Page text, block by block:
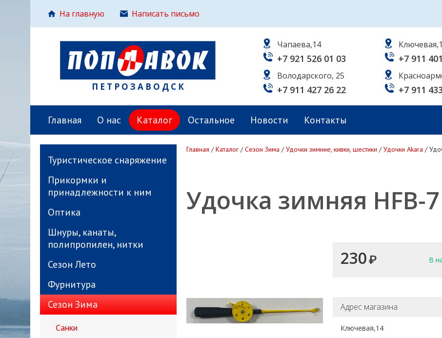
На главную Написать письмо
ПЕТРОЗАВОДСК
Чапаева,14
+7 921 526 01 03
Володарского, 25
+7 911 427 26 22
+7 911
+7 911
Главная О нас Каталог Остальное Новости Контакты
Туристическое снаряжение
Прикормки и
принадлежности к ним
Оптика
Шнуры, канаты,
полипропилен, нитки
Сезон Лето
Фурнитура
Сезон Зима
Санки
Главная /Каталог /Сезон Зима /Удочки зимние, кивки, шестики /Удочки Akara /
Удочка зимняя HFB-
230₽ В
Адрес магазина
Ключевая,14